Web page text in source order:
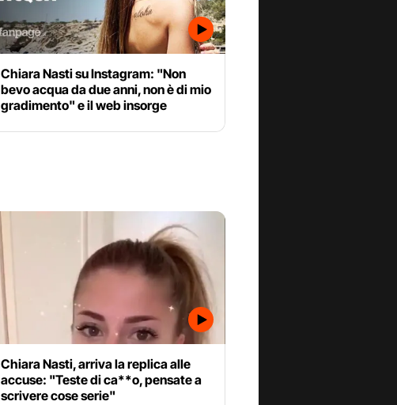
Chiara Nasti su Instagram: "Non
bevo acqua da due anni, non è di mio
gradimento" e il web insorge
Chiara Nasti, arriva la replica alle
accuse: "Teste di ca**o, pensate a
scrivere cose serie"